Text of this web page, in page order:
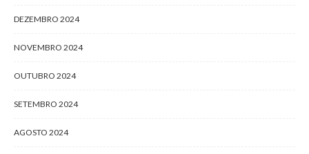
DEZEMBRO 2024
NOVEMBRO 2024
OUTUBRO 2024
SETEMBRO 2024
AGOSTO 2024